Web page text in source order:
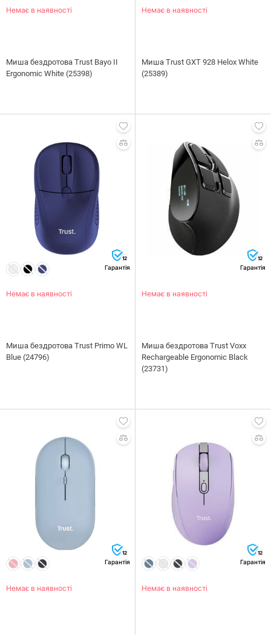
Немає в наявності
Миша бездротова Trust Bayo II
Ergonomic White (25398)
Немає в наявності
Миша Trust GXT 928 Helox White
(25389)
12
Гарантія
Немає в наявності
Миша бездротова Trust Primo WL
Blue (24796)
12
Гарантія
Немає в наявності
Миша бездротова Trust Voxx
Rechargeable Ergonomic Black
(23731)
12
Гарантія
Немає в наявності
12
Гарантія
Немає в наявності